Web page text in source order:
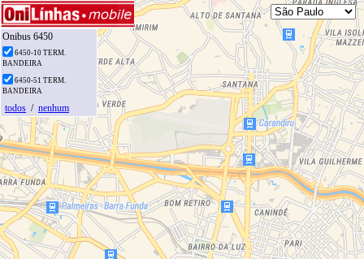
Onibus 6450
6450-10 TERM.
BANDEIRA
6450-51 TERM.
BANDEIRA
todos / nenhum